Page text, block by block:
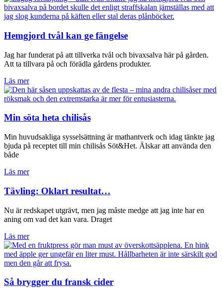
Hemgjord tvål kan ge fängelse
Jag har funderat på att tillverka tvål och bivaxsalva här på gården.
Att ta tillvara på och förädla gårdens produkter.
Läs mer
Min söta heta chilisås
Min huvudsakliga sysselsättning är mathantverk och idag tänkte jag
bjuda på receptet till min chilisås Söt&Het. Älskar att använda den
både
Läs mer
Tävling: Oklart resultat…
Nu är redskapet utgrävt, men jag måste medge att jag inte har en
aning om vad det kan vara. Draget
Läs mer
Så brygger du fransk cider